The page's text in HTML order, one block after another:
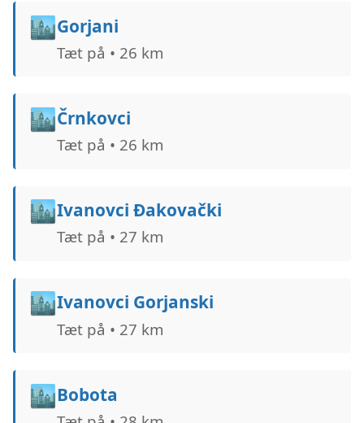
🏙️Gorjani
Tæt på • 26 km
🏙️Črnkovci
Tæt på • 26 km
🏙️Ivanovci Đakovački
Tæt på • 27 km
🏙️Ivanovci Gorjanski
Tæt på • 27 km
🏙️Bobota